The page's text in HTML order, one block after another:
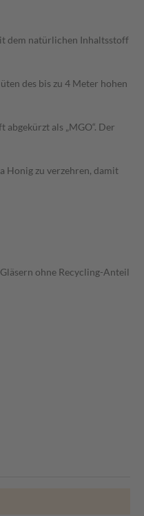
dem natürlichen Inhaltsstoff
des bis zu 4 Meter hohen
als „MGO“. Der
Honig zu verzehren, damit
ohne Recycling-Anteil